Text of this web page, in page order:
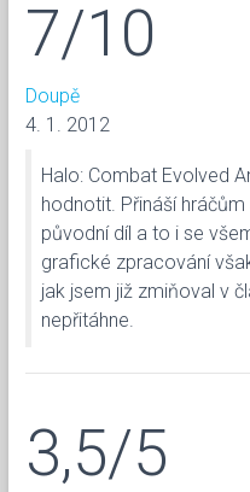
7/10
Doupě
4. 1. 2012
Halo: Combat Evolved
hodnotit. Přináší
původní díl a to i se
grafické zpracování
jak jsem již zmiňoval v
nepřitáhne.
3,5/5